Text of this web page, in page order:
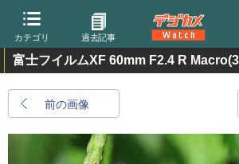
カテゴリ 過去記事
富士フイルムXF 60mm F2.4 R Macro
前の画像